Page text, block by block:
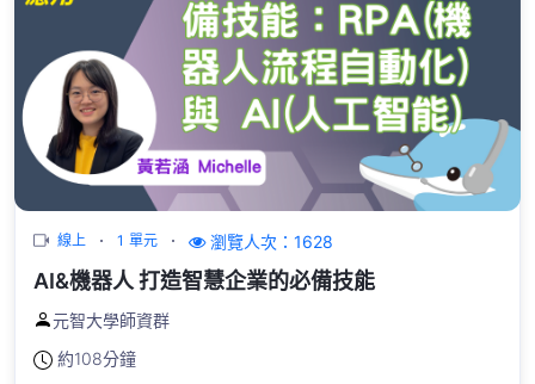
線上 1 單元 瀏覽人次：1628
AI&機器人 打造智慧企業的必備技能
元智大學師資群
約108分鐘